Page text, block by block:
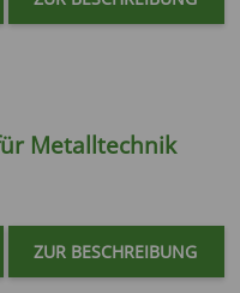
Metalltechnik
ZUR BESCHREIBUNG